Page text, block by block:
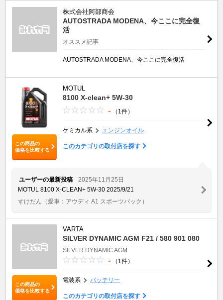
株式会社阿部商会
AUTOSTRADA MODENA、今ここに完全復
活
オススメ記事
AUTOSTRADA MODENA、今ここに完全復活
この商品の
価格を比較する
MOTUL
8100 X-clean+ 5W-30
- （1件）
ケミカル系 エンジンオイル
このカテゴリの取付店を探す
ユーザーの最新投稿
2025年11月25日
MOTUL 8100 X-CLEAN+ 5W-30 2025/9/21
すけだん （愛車：アウディ A1 スポーツバック）
この商品の
価格を比較する
VARTA
SILVER DYNAMIC AGM F21 / 580 901 080
SILVER DYNAMIC AGM
- （1件）
電装系 バッテリー
このカテゴリの取付店を探す